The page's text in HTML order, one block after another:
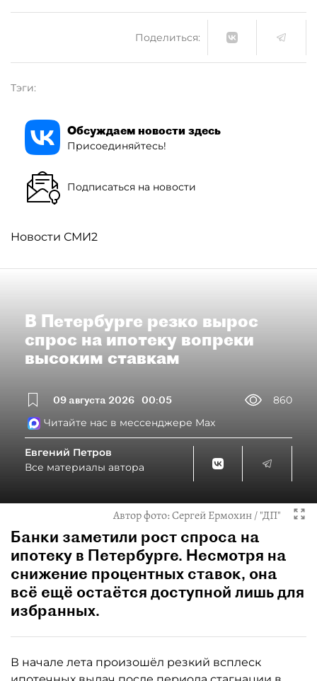
Поделиться:
Тэги:
Обсуждаем новости здесь
Присоединяйтесь!
Подписаться на новости
Новости СМИ2
В Петербурге резко вырос
спрос на ипотеку вопреки
высоким ставкам
09 августа 2026 00:05
860
Читайте нас в мессенджере Max
Евгений Петров
Все материалы автора
Автор фото:Сергей Ермохин / "ДП"
Банки заметили рост спроса на
ипотеку в Петербурге. Несмотря на
снижение процентных ставок, она
всё ещё остаётся доступной лишь для
избранных.
В начале лета произошёл резкий всплеск